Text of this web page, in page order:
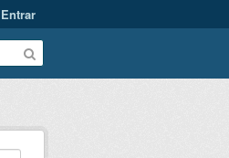
Entrar